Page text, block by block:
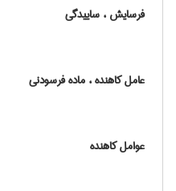
فرسایش ، ساییدگی
عامل کاهنده ، ماده فرسودنی
عوامل کاهنده